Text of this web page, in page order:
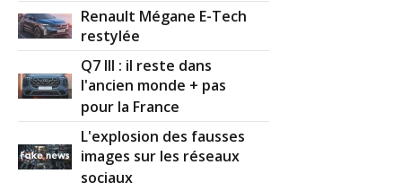
Renault Mégane E-Tech
restylée
Q7 III : il reste dans
l'ancien monde + pas
pour la France
L'explosion des fausses
images sur les réseaux
sociaux